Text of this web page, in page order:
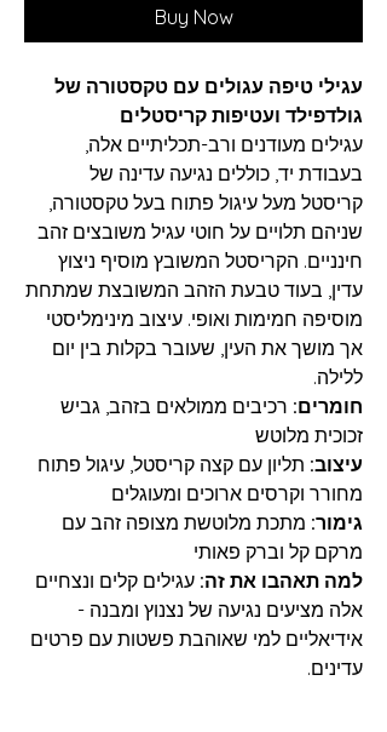
Buy Now
עגילי טיפה עגולים עם טקסטורה של
גולדפילד ועטיפות קריסטלים
עגילים מעודנים ורב-תכליתיים אלה,
בעבודת יד, כוללים נגיעה עדינה של
קריסטל מעל עיגול פתוח בעל טקסטורה,
שניהם תלויים על חוטי עגיל משובצים זהב
חינניים. הקריסטל המשובץ מוסיף ניצוץ
עדין, בעוד טבעת הזהב המשובצת שמתחת
מוסיפה חמימות ואופי. עיצוב מינימליסטי
אך מושך את העין, שעובר בקלות בין יום
ללילה.
חומרים: רכיבים ממולאים בזהב, גביש
זכוכית מלוטש
עיצוב: תליון עם קצה קריסטל, עיגול פתוח
מחורר וקרסים ארוכים ומעוגלים
גימור: מתכת מלוטשת מצופה זהב עם
מרקם קל וברק פאותי
למה תאהבו את זה: עגילים קלים ונצחיים
אלה מציעים נגיעה של נצנוץ ומבנה -
אידיאליים למי שאוהבת פשטות עם פרטים
עדינים.